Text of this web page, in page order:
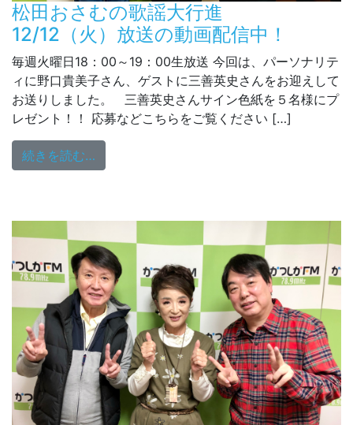
松田おさむの歌謡大行進
12/12（火）放送の動画配信中！
毎週火曜日18：00～19：00生放送 今回は、パーソナリテ
ィに野口貴美子さん、ゲストに三善英史さんをお迎えして
お送りしました。 三善英史さんサイン色紙を５名様にプ
レゼント！！ 応募などこちらをご覧ください […]
続きを読む…